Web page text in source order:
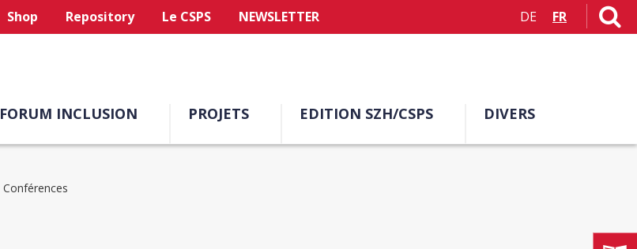
Shop Repository Le CSPS NEWSLETTER DE FR
FORUM INCLUSION PROJETS EDITION SZH/CSPS DIVERS
Conférences